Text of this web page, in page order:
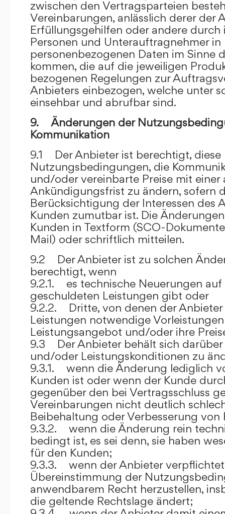
zwischen den Vertragsparteien
Vereinbarungen, anlässlich derer der
Erfüllungsgehilfen oder andere
Personen und Unterauftragnehmer
personenbezogenen Daten im Sinne
kommen, die auf die jeweiligen
bezogenen Regelungen zur
Anbieters einbezogen, welche unter
einsehbar und abrufbar sind.
9. Änderungen der
Kommunikation
9.1 Der Anbieter ist berechtigt, diese
Nutzungsbedingungen, die
und/oder vereinbarte Preise mit einer
Ankündigungsfrist zu ändern, sofern
Berücksichtigung der Interessen des
Kunden zumutbar ist. Die
Kunden in Textform (SCO-
Mail) oder schriftlich mitteilen.
9.2 Der Anbieter ist zu solchen
berechtigt, wenn
9.2.1. es technische Neuerungen
geschuldeten Leistungen gibt oder
9.2.2. Dritte, von denen der Anbieter
Leistungen notwendige
Leistungsangebot und/oder ihre
9.3 Der Anbieter behält sich darüber
und/oder Leistungskonditionen zu
9.3.1. wenn die Änderung lediglich
Kunden ist oder wenn der Kunde
gegenüber den bei Vertragsschluss
Vereinbarungen nicht deutlich
Beibehaltung oder Verbesserung
9.3.2. wenn die Änderung rein
bedingt ist, es sei denn, sie haben
für den Kunden;
9.3.3. wenn der Anbieter verpflichtet
Übereinstimmung der
anwendbarem Recht herzustellen,
die geltende Rechtslage ändert;